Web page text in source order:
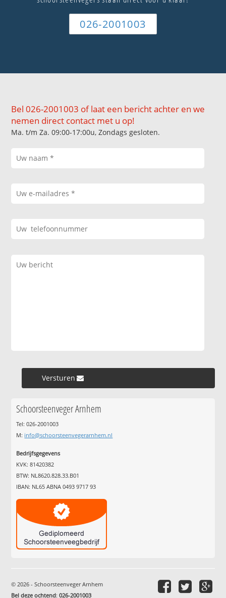
026-2001003
Bel 026-2001003 of laat een bericht achter en we
nemen direct contact met u op!
Ma. t/m Za. 09:00-17:00u, Zondags gesloten.
Versturen »
Schoorsteenveger Arnhem
Tel: 026-2001003
M: info@schoorsteenvegerarnhem.nl
Bedrijfsgegevens
KVK: 81420382
BTW: NL8620.828.33.B01
IBAN: NL65 ABNA 0493 9717 93
© 2026 - Schoorsteenveger Arnhem
Bel deze ochtend:026-2001003